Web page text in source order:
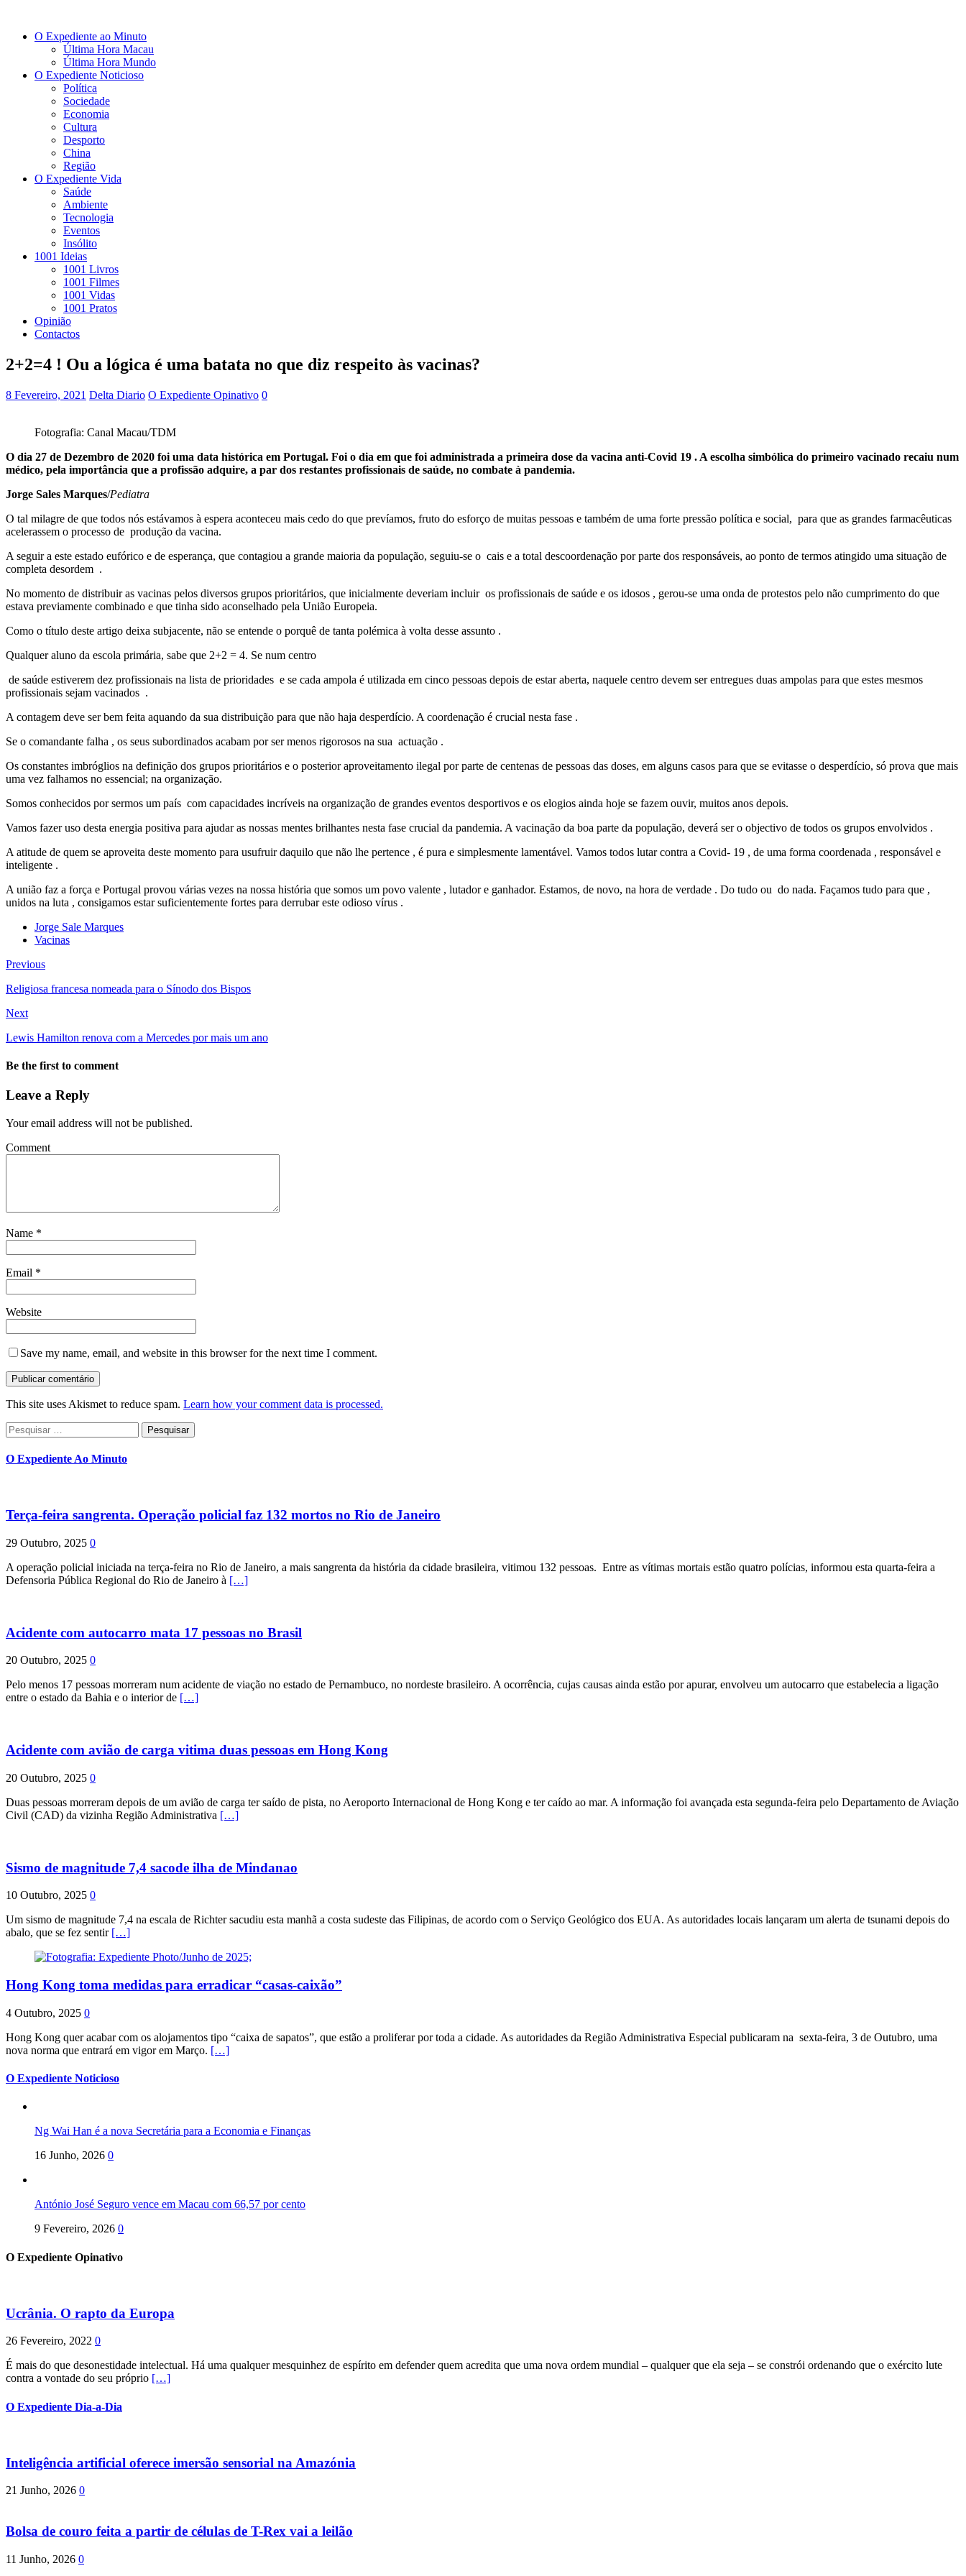
O Expediente ao Minuto
Última Hora Macau
Última Hora Mundo
O Expediente Noticioso
Política
Sociedade
Economia
Cultura
Desporto
China
Região
O Expediente Vida
Saúde
Ambiente
Tecnologia
Eventos
Insólito
1001 Ideias
1001 Livros
1001 Filmes
1001 Vidas
1001 Pratos
Opinião
Contactos
2+2=4 ! Ou a lógica é uma batata no que diz respeito às vacinas?
8 Fevereiro, 2021 Delta Diario O Expediente Opinativo 0
Fotografia: Canal Macau/TDM
O dia 27 de Dezembro de 2020 foi uma data histórica em Portugal. Foi o dia em que foi administrada a primeira dose da vacina anti-Covid 19 . A escolha simbólica do primeiro vacinado recaiu num
médico, pela importância que a profissão adquire, a par dos restantes profissionais de saúde, no combate à pandemia.
Jorge Sales Marques/Pediatra
O tal milagre de que todos nós estávamos à espera aconteceu mais cedo do que prevíamos, fruto do esforço de muitas pessoas e também de uma forte pressão política e social, para que as grandes farmacêuticas
acelerassem o processo de produção da vacina.
A seguir a este estado eufórico e de esperança, que contagiou a grande maioria da população, seguiu-se o cais e a total descoordenação por parte dos responsáveis, ao ponto de termos atingido uma situação de
completa desordem .
No momento de distribuir as vacinas pelos diversos grupos prioritários, que inicialmente deveriam incluir os profissionais de saúde e os idosos , gerou-se uma onda de protestos pelo não cumprimento do que
estava previamente combinado e que tinha sido aconselhado pela União Europeia.
Como o título deste artigo deixa subjacente, não se entende o porquê de tanta polémica à volta desse assunto .
Qualquer aluno da escola primária, sabe que 2+2 = 4. Se num centro
de saúde estiverem dez profissionais na lista de prioridades e se cada ampola é utilizada em cinco pessoas depois de estar aberta, naquele centro devem ser entregues duas ampolas para que estes mesmos
profissionais sejam vacinados .
A contagem deve ser bem feita aquando da sua distribuição para que não haja desperdício. A coordenação é crucial nesta fase .
Se o comandante falha , os seus subordinados acabam por ser menos rigorosos na sua actuação .
Os constantes imbróglios na definição dos grupos prioritários e o posterior aproveitamento ilegal por parte de centenas de pessoas das doses, em alguns casos para que se evitasse o desperdício, só prova que mais
uma vez falhamos no essencial; na organização.
Somos conhecidos por sermos um país com capacidades incríveis na organização de grandes eventos desportivos e os elogios ainda hoje se fazem ouvir, muitos anos depois.
Vamos fazer uso desta energia positiva para ajudar as nossas mentes brilhantes nesta fase crucial da pandemia. A vacinação da boa parte da população, deverá ser o objectivo de todos os grupos envolvidos .
A atitude de quem se aproveita deste momento para usufruir daquilo que não lhe pertence , é pura e simplesmente lamentável. Vamos todos lutar contra a Covid- 19 , de uma forma coordenada , responsável e
inteligente .
A união faz a força e Portugal provou várias vezes na nossa história que somos um povo valente , lutador e ganhador. Estamos, de novo, na hora de verdade . Do tudo ou do nada. Façamos tudo para que ,
unidos na luta , consigamos estar suficientemente fortes para derrubar este odioso vírus .
Jorge Sale Marques
Vacinas
Previous
Religiosa francesa nomeada para o Sínodo dos Bispos
Next
Lewis Hamilton renova com a Mercedes por mais um ano
Be the first to comment
Leave a Reply
Your email address will not be published.
Comment
Name *
Email *
Website
Save my name, email, and website in this browser for the next time I comment.
This site uses Akismet to reduce spam. Learn how your comment data is processed.
Pesquisar
por:
O Expediente Ao Minuto
Terça-feira sangrenta. Operação policial faz 132 mortos no Rio de Janeiro
29 Outubro, 2025 0
A operação policial iniciada na terça-feira no Rio de Janeiro, a mais sangrenta da história da cidade brasileira, vitimou 132 pessoas. Entre as vítimas mortais estão quatro polícias, informou esta quarta-feira a
Defensoria Pública Regional do Rio de Janeiro à […]
Acidente com autocarro mata 17 pessoas no Brasil
20 Outubro, 2025 0
Pelo menos 17 pessoas morreram num acidente de viação no estado de Pernambuco, no nordeste brasileiro. A ocorrência, cujas causas ainda estão por apurar, envolveu um autocarro que estabelecia a ligação
entre o estado da Bahia e o interior de […]
Acidente com avião de carga vitima duas pessoas em Hong Kong
20 Outubro, 2025 0
Duas pessoas morreram depois de um avião de carga ter saído de pista, no Aeroporto Internacional de Hong Kong e ter caído ao mar. A informação foi avançada esta segunda-feira pelo Departamento de Aviação
Civil (CAD) da vizinha Região Administrativa […]
Sismo de magnitude 7,4 sacode ilha de Mindanao
10 Outubro, 2025 0
Um sismo de magnitude 7,4 na escala de Richter sacudiu esta manhã a costa sudeste das Filipinas, de acordo com o Serviço Geológico dos EUA. As autoridades locais lançaram um alerta de tsunami depois do
abalo, que se fez sentir […]
Hong Kong toma medidas para erradicar “casas-caixão”
4 Outubro, 2025 0
Hong Kong quer acabar com os alojamentos tipo “caixa de sapatos”, que estão a proliferar por toda a cidade. As autoridades da Região Administrativa Especial publicaram na sexta-feira, 3 de Outubro, uma
nova norma que entrará em vigor em Março. […]
O Expediente Noticioso
Ng Wai Han é a nova Secretária para a Economia e Finanças
16 Junho, 2026 0
António José Seguro vence em Macau com 66,57 por cento
9 Fevereiro, 2026 0
O Expediente Opinativo
Ucrânia. O rapto da Europa
26 Fevereiro, 2022 0
É mais do que desonestidade intelectual. Há uma qualquer mesquinhez de espírito em defender quem acredita que uma nova ordem mundial – qualquer que ela seja – se constrói ordenando que o exército lute
contra a vontade do seu próprio […]
O Expediente Dia-a-Dia
Inteligência artificial oferece imersão sensorial na Amazónia
21 Junho, 2026 0
Bolsa de couro feita a partir de células de T-Rex vai a leilão
11 Junho, 2026 0